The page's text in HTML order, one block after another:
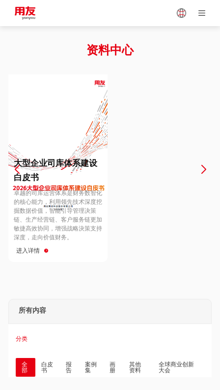
Vietnam
Europe
Hungary
Hong Kong
资料中心
大型企业司库体系建设
白皮书
卓越的司库运营体系是财务数智化
的核心能力，利用领先技术深度挖
掘数据价值，智能引导管理决策
链、生产经营链、客户服务链更加
敏捷高效协同，增强战略決策支持
深度，走向价值财务。
进入详情
所有内容
分类
全
部
白皮
书
报
告
案例
集
画
册
其他
资料
全球商业创新
大会